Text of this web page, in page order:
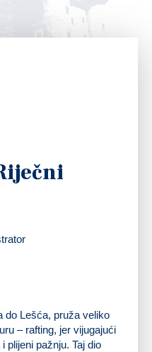
do Lešća, pruža veliko
– rafting, jer vijugajući
plijeni pažnju. Taj dio